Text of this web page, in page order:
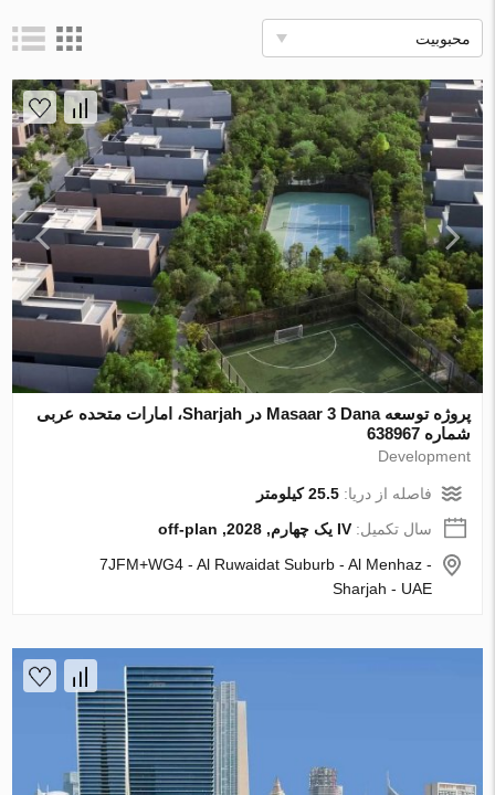
محبوبیت
پروژه توسعه Masaar 3 Dana در Sharjah، امارات متحده عربی
شماره 638967
Development
فاصله از دریا:25.5 کیلومتر
سال تکمیل:IV یک چهارم, 2028, off-plan
7JFM+WG4 - Al Ruwaidat Suburb - Al Menhaz -
Sharjah - UAE